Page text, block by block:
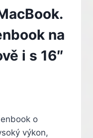
na
i s 16″
o
výkon,